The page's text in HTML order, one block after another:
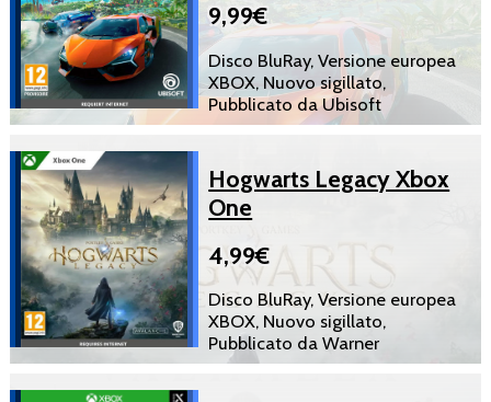
9,99€
Disco BluRay, Versione europea
XBOX, Nuovo sigillato,
Pubblicato da Ubisoft
Hogwarts Legacy Xbox
One
4,99€
Disco BluRay, Versione europea
XBOX, Nuovo sigillato,
Pubblicato da Warner